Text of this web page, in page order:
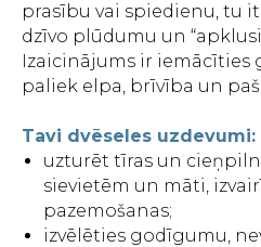
prasību vai spiedienu, tu
dzīvo plūdumu un
Izaicinājums ir iemācīties
paliek elpa, brīvība un
Tavi dvēseles uzdevumi:
uzturēt tīras un
sievietēm un māti,
pazemošanas;
izvēlēties godīgumu,